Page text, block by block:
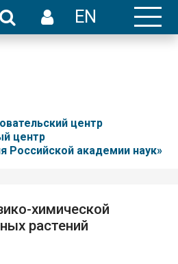
EN
центр
центр
Российской академии наук»
химической
растений